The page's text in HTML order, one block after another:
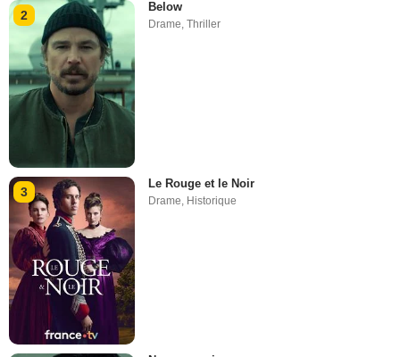
2
Below
Drame ,Thriller
3
Le Rouge et le Noir
Drame, Historique